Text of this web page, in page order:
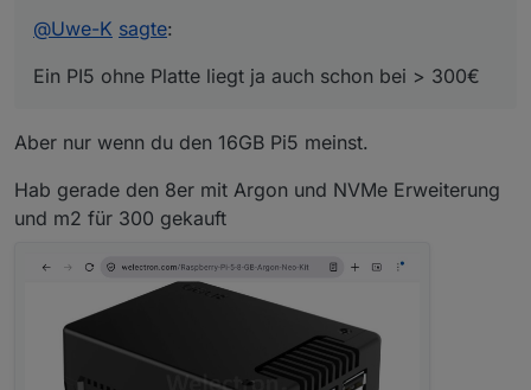
Ein PI5 ohne Platte liegt ja auch schon bei > 300€
Mein Plan war inzwischen auf Mini pc und Proxmox
sized ?
@Uwe-K sagte:
Ein PI5 ohne Platte liegt ja auch schon bei > 300€
Aber nur wenn du den 16GB Pi5 meinst.
Hab gerade den 8er mit Argon und NVMe Erweiterung
und m2 für 300 gekauft